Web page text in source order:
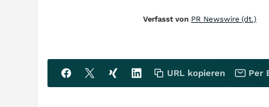
Verfasst von PR Newswire (dt.)
URL kopieren Per